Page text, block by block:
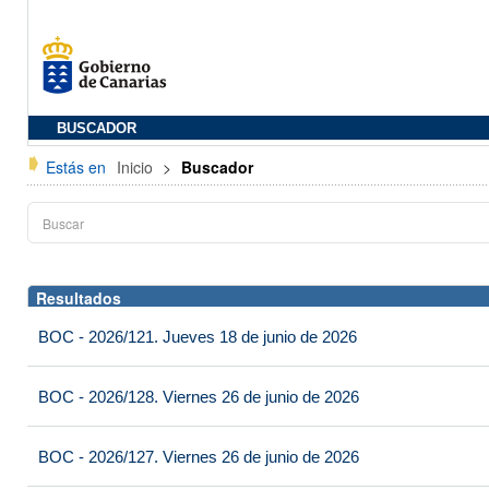
BUSCADOR
Estás en Inicio > Buscador
Resultados
BOC - 2026/121. Jueves 18 de junio de 2026
BOC - 2026/128. Viernes 26 de junio de 2026
BOC - 2026/127. Viernes 26 de junio de 2026